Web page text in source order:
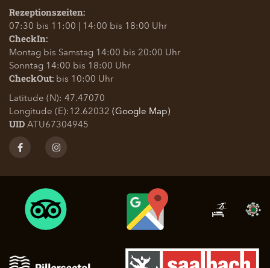
Rezeptionszeiten:
07:30 bis 11:00 | 14:00 bis 18:00 Uhr
CheckIn:
Montag bis Samstag 14:00 bis 20:00 Uhr
Sonntag 14:00 bis 18:00 Uhr
CheckOut: bis 10:00 Uhr
Latitude (N): 47.47070
Longitude (E):12.62032 (Google Map)
UID ATU67304945